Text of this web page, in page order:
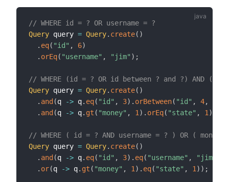
// WHERE id = ? OR username = ?
Query query = Query. create( )
. eq( "id" , 6)
. orEq( "username" , "jim" ) ;
// WHERE (id = ? OR id between ? and ?) AND (
Query query = Query. create( )
. and (q -> q. eq( "id" , 3) . orBetween( "id" , 4,
. and (q -> q. gt ( "money" , 1 ) . orEq( "state" , 1 )
// WHERE ( id = ? AND username = ? ) OR (
Query query = Query. create( )
. and (q -> q. eq( "id" , 3) . eq( "username" , "jim"
. or(q -> q. gt ( "money" , 1 ) . eq( "state" , 1 ) ) ;